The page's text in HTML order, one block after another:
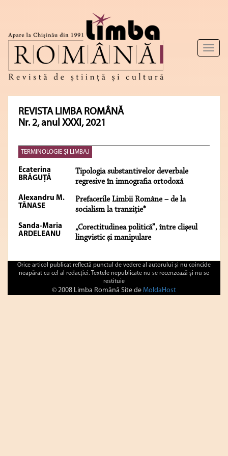
Toggle
REVISTA LIMBA ROMÂNĂ
Nr. 2, anul XXXI, 2021
TERMINOLOGIE ŞI LIMBAJ
Ecaterina
BRĂGUȚĂ
Tipologia substantivelor deverbale
regresive în imnografia ortodoxă
Alexandru M.
TĂNASE
Prefacerile Limbii Române – de la
socialism la tranziție*
Sanda-Maria
ARDELEANU
„Corectitudinea politică”, între clișeul
lingvistic și manipulare
Orice articol publicat reflectă punctul de vedere al autorului şi nu coincide
neapărat cu cel al redacţiei. Textele nepublicate nu se recenzează şi nu se
restituie
© 2008 Limba Română Site de MoldaHost